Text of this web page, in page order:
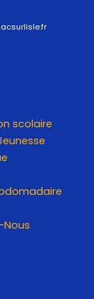
scolaire